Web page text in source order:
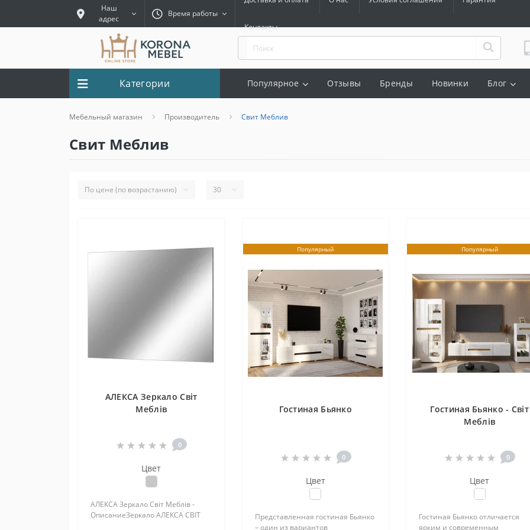
Наш
адрес
Время работы
Контакты
Категории Популярное Отзывы Бренды Новинки Блог
Мебельный магазин Производитель Свит Меблив
Свит Меблив
АЛЕКСА Зеркало Світ
Меблів
0
Цвет
АЛЕКСА Зеркало Світ Меблів -
ОписаниеЗеркало АЛЕКСА СВІТ
Популярный
Гостиная Бьянко
0
Цвет
Представленная гостиная Бьянко
– один из вариантов
Популярный
Гостиная Бьянко - Світ
Меблів
0
Цвет
Гостиная Бьянко отличается
ярким и современным